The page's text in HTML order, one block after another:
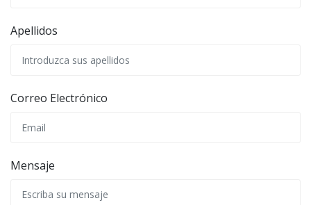
Apellidos
Correo Electrónico
Mensaje